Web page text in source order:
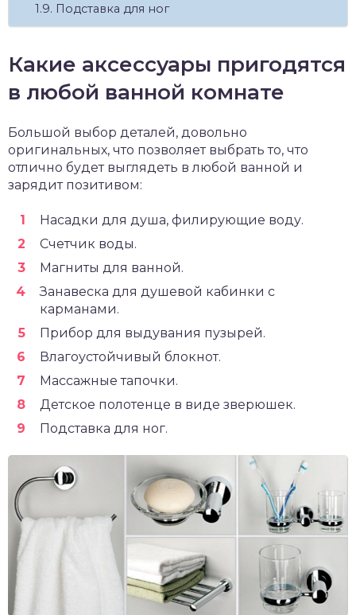
Подставка для ног
Какие аксессуары пригодятся
в любой ванной комнате
Большой выбор деталей, довольно
оригинальных, что позволяет выбрать то, что
отлично будет выглядеть в любой ванной и
зарядит позитивом:
Насадки для душа, филирующие воду.
Счетчик воды.
Магниты для ванной.
Занавеска для душевой кабинки с
карманами.
Прибор для выдувания пузырей.
Влагоустойчивый блокнот.
Массажные тапочки.
Детское полотенце в виде зверюшек.
Подставка для ног.